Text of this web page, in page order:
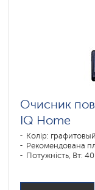
Очисник
IQ Home
Колір: графитовый
Рекомендована
Потужність, Вт: 40